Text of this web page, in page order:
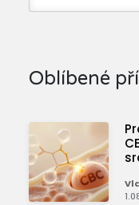
Oblíbené